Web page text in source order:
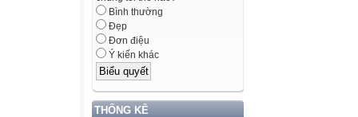
Bình thường
Đẹp
Đơn điệu
Ý kiến khác
THỐNG KÊ